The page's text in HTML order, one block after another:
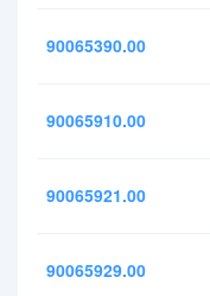
90065390.00
90065910.00
90065921.00
90065929.00